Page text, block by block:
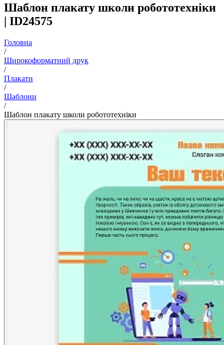
Шаблон плакату школи робототехніки
| ID24575
Головна
/
Широкоформатний друк
/
Плакати
/
Шаблони
/
Шаблон плакату школи робототехніки